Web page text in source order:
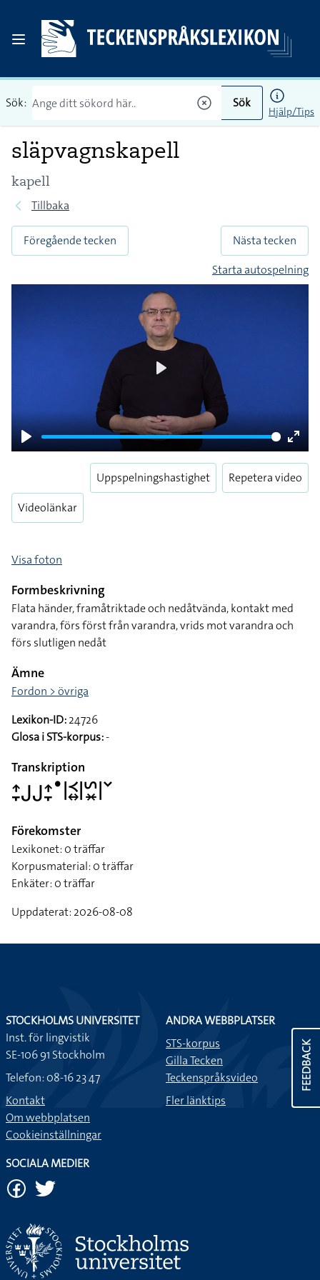
Sök: Sök
Hjälp/Tips
släpvagnskapell
kapell
Tillbaka
Föregående tecken
Nästa tecken
Starta autospelning
Play
Enter
Videolänkar
Uppspelningshastighet Repetera video
Visa foton
Formbeskrivning
Flata händer, framåtriktade och nedåtvända, kontakt med
varandra, förs först från varandra, vrids mot varandra och
förs slutligen nedåt
Ämne
Fordon > övriga
Lexikon-ID:24726
Glosa i STS-korpus:-
Transkription
􌤴􌥙􌤢􌤢􌤴􌥙􌤟􌥼􌥹􌦉􌥼􌥲􌦂􌥼􌥧
Förekomster
Lexikonet: 0 träffar
Korpusmaterial: 0 träffar
Enkäter: 0 träffar
Uppdaterat: 2026-08-08
FEEDBACK
STOCKHOLMS UNIVERSITET
Inst. för lingvistik
SE-106 91 Stockholm
Telefon: 08-16 23 47
Kontakt
Om webbplatsen
Cookieinställningar
ANDRA WEBBPLATSER
STS-korpus
Gilla Tecken
Teckenspråksvideo
Fler länktips
SOCIALA MEDIER